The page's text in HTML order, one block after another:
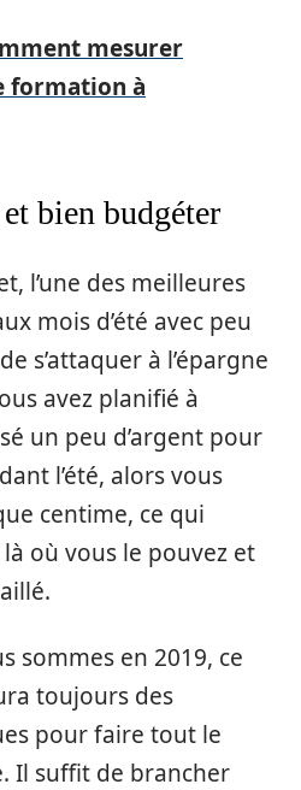
mesurer
formation à
bien budgéter
l’une des meilleures
mois d’été avec peu
s’attaquer à l’épargne
avez planifié à
un peu d’argent pour
l’été, alors vous
centime, ce qui
où vous le pouvez et
sommes en 2019, ce
toujours des
pour faire tout le
Il suffit de brancher